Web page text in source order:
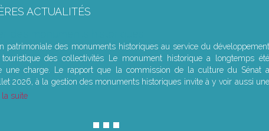
ACTUALITÉS
patrimoniale des monuments historiques au service du développement
des collectivités Le monument historique a longtemps été
une charge. Le rapport que la commission de la culture du Sénat a
2026, à la gestion des monuments historiques invite à y voir aussi une
la suite